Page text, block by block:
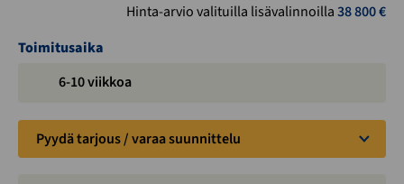
Hinta-arvio valituilla lisävalinnoilla38 800€
Toimitusaika
6-10 viikkoa
Pyydä tarjous / varaa suunnittelu